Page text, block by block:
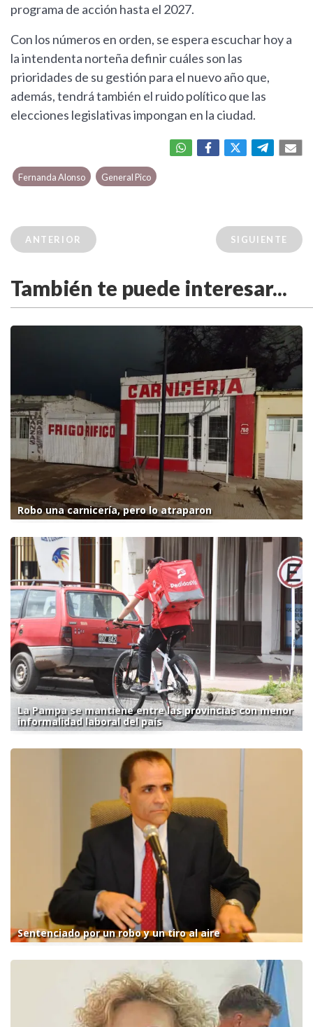
programa de acción hasta el 2027.
Con los números en orden, se espera escuchar hoy a
la intendenta norteña definir cuáles son las
prioridades de su gestión para el nuevo año que,
además, tendrá también el ruido político que las
elecciones legislativas impongan en la ciudad.
Fernanda Alonso General Pico
ANTERIOR SIGUIENTE
También te puede interesar...
Robo una carnicería, pero lo atraparon
La Pampa se mantiene entre las provincias con menor
informalidad laboral del país
Sentenciado por un robo y un tiro al aire